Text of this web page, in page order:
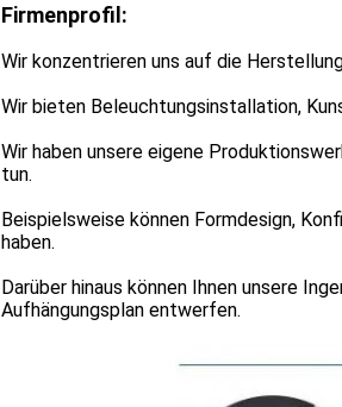
Firmenprofil:
Wir konzentrieren uns auf die
Wir bieten Beleuchtungsinstallation,
Wir haben unsere eigene
tun.
Beispielsweise können Formdesign,
haben.
Darüber hinaus können Ihnen unsere
Aufhängungsplan entwerfen.